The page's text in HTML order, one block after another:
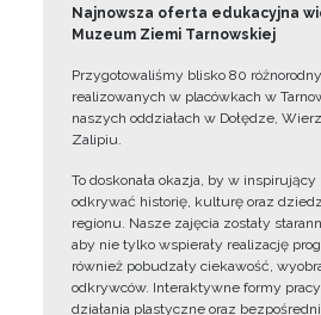
Najnowsza oferta edukacyjna
Muzeum Ziemi Tarnowskiej
Przygotowaliśmy blisko 80
realizowanych w placówkach w
naszych oddziałach w Dołędze,
Zalipiu.
To doskonała okazja, by w
odkrywać historię, kulturę oraz
regionu. Nasze zajęcia zostały
aby nie tylko wspierały realizację
również pobudzały ciekawość,
odkrywców. Interaktywne formy
działania plastyczne oraz